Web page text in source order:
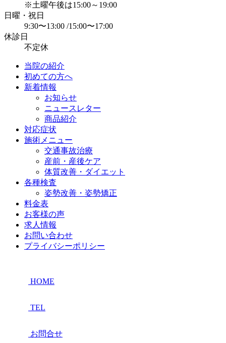
※土曜午後は15:00～19:00
日曜・祝日
9:30〜13:00 /15:00〜17:00
休診日
不定休
当院の紹介
初めての方へ
新着情報
お知らせ
ニュースレター
商品紹介
対応症状
施術メニュー
交通事故治療
産前・産後ケア
体質改善・ダイエット
各種検査
姿勢改善・姿勢矯正
料金表
お客様の声
求人情報
お問い合わせ
プライバシーポリシー
HOME
TEL
お問合せ